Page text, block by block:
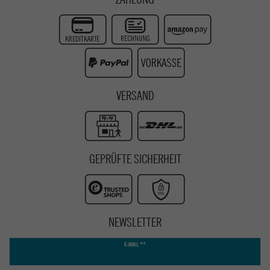
Instagram
Youtube
VERSAND
GEPRÜFTE SICHERHEIT
NEWSLETTER
E-MAIL **